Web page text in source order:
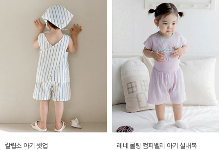
칼립소 아기 셋업 레네 쿨링 컴피벨리 아기 실내복